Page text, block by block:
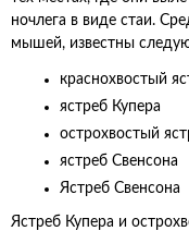
ночлега в виде стаи.
мышей, известны
краснохвостый
ястреб Купера
острохвостый
ястреб Свенсона
Ястреб Свенсона
Ястреб Купера и